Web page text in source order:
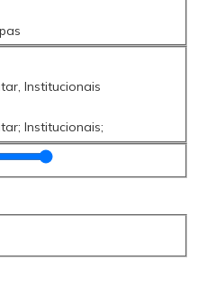
Institucionais
Institucionais;